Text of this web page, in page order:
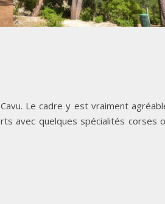
Le cadre y est vraiment
avec quelques spécialités corses